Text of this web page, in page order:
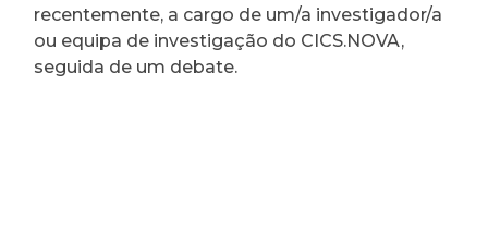
recentemente, a cargo de um/a investigador/a
ou equipa de investigação do CICS.NOVA,
seguida de um debate.